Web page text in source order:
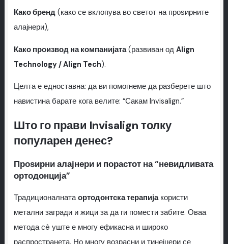
Како бренд(како се вклопува во светот на проѕирните
алајнери),
Како производ на компанијата(развиван од Align
Technology / Align Tech).
Целта е едноставна: да ви помогнеме да разберете што
навистина барате кога велите: “Сакам Invisalign.”
Што го прави Invisalign толку
популарен денес?
Проѕирни алајнери и порастот на “невидливата
ортодонција”
Традиционалнатаортодонтска терапијакористи
метални загради и жици за да ги помести забите. Оваа
метода сè уште е многу ефикасна и широко
распространета. Но многу возрасни и тинејџери се